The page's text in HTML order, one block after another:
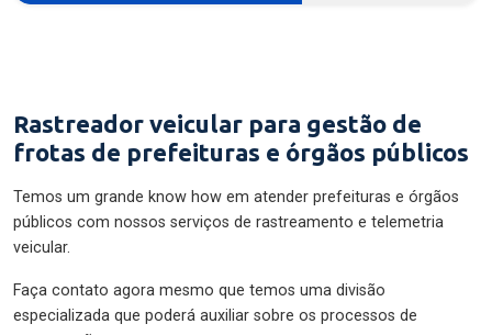
Rastreador veicular para gestão de
frotas de prefeituras e órgãos públicos
Temos um grande know how em atender prefeituras e órgãos
públicos com nossos serviços de rastreamento e telemetria
veicular.
Faça contato agora mesmo que temos uma divisão
especializada que poderá auxiliar sobre os processos de